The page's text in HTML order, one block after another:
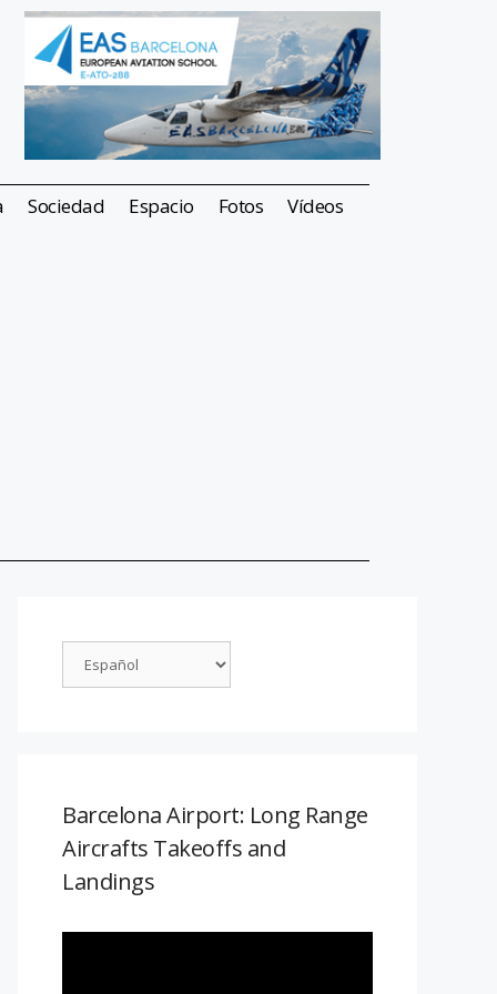
Sociedad Espacio Fotos Vídeos
Barcelona Airport: Long Range
Aircrafts Takeoffs and
Landings